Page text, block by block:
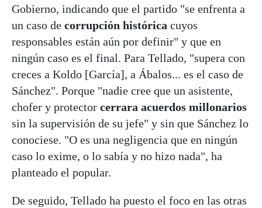
Gobierno, indicando que el partido "se enfrenta a
un caso de corrupción histórica cuyos
responsables están aún por definir" y que en
ningún caso es el final. Para Tellado, "supera con
creces a Koldo [García], a Ábalos... es el caso de
Sánchez". Porque "nadie cree que un asistente,
chofer y protector cerrara acuerdos millonarios
sin la supervisión de su jefe" y sin que Sánchez lo
conociese. "O es una negligencia que en ningún
caso lo exime, o lo sabía y no hizo nada", ha
planteado el popular.
De seguido, Tellado ha puesto el foco en las otras